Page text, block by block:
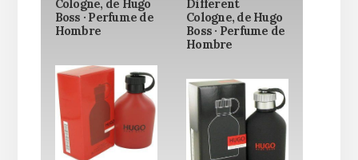
Cologne, de Hugo
Boss · Perfume de
Hombre
Different
Cologne, de Hugo
Boss · Perfume de
Hombre